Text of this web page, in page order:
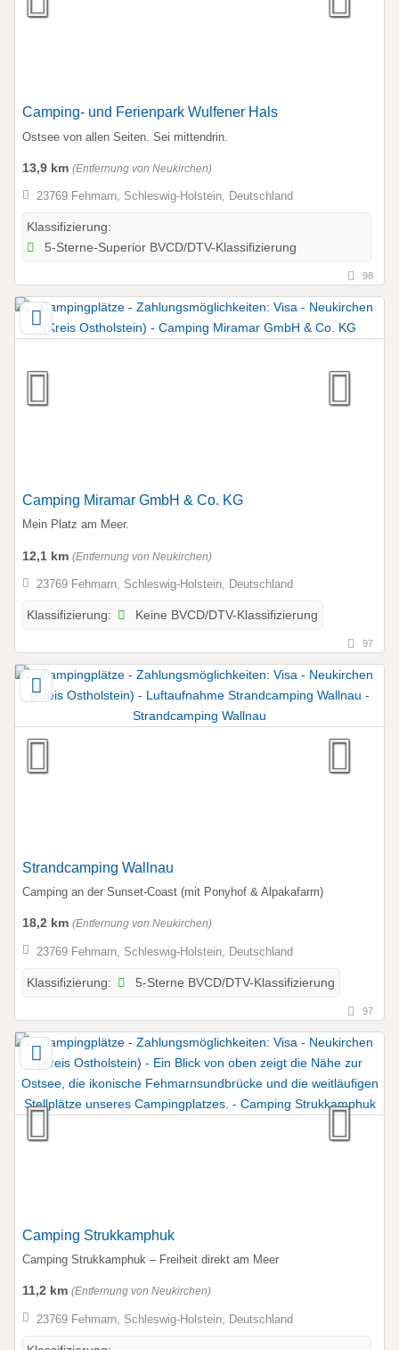
Camping- und Ferienpark Wulfener Hals
Ostsee von allen Seiten. Sei mittendrin.
13,9 km (Entfernung von Neukirchen)
23769 Fehmarn, Schleswig-Holstein, Deutschland
Klassifizierung:
5-Sterne-Superior BVCD/DTV-Klassifizierung
98
Camping Miramar GmbH & Co. KG
Mein Platz am Meer.
12,1 km (Entfernung von Neukirchen)
23769 Fehmarn, Schleswig-Holstein, Deutschland
Klassifizierung: Keine BVCD/DTV-Klassifizierung
97
Strandcamping Wallnau
Camping an der Sunset-Coast (mit Ponyhof & Alpakafarm)
18,2 km (Entfernung von Neukirchen)
23769 Fehmarn, Schleswig-Holstein, Deutschland
Klassifizierung: 5-Sterne BVCD/DTV-Klassifizierung
97
Camping Strukkamphuk
Camping Strukkamphuk – Freiheit direkt am Meer
11,2 km (Entfernung von Neukirchen)
23769 Fehmarn, Schleswig-Holstein, Deutschland